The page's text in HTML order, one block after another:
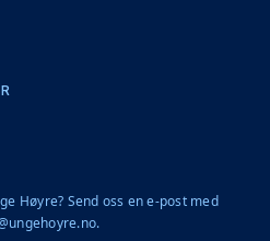
Høyre? Send oss en e-post med